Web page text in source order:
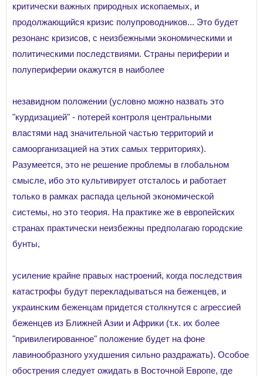
критически важных природных ископаемых, и
продолжающийся кризис полупроводников... Это будет
резонанс кризисов, с неизбежными экономическими и
политическими последствиями. Страны периферии и
полупериферии окажутся в наиболее
незавидном положении (условно можно назвать это
"курдизацией" - потерей контроля центральными
властями над значительной частью территорий и
самоорганизацией на этих самых территориях).
Разумеется, это не решение проблемы в глобальном
смысле, ибо это культивирует отсталось и работает
только в рамках распада цельной экономической
системы, но это теория. На практике же в европейских
странах практически неизбежны предполагаю городские
бунты,
усиление крайне правых настроений, когда последствия
катастрофы будут перекладываться на беженцев, и
украинским беженцам придется столкнутся с агрессией
беженцев из Ближней Азии и Африки (т.к. их более
"привилегированное" положение будет на фоне
лавинообразного ухудшения сильно раздражать). Особое
обострения следует ожидать в Восточной Европе, где